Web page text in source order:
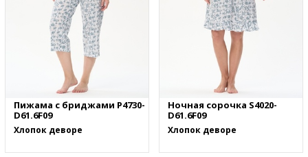
Пижама с бриджами P4730-
D61.6F09
Хлопок деворе
Ночная сорочка S4020-
D61.6F09
Хлопок деворе